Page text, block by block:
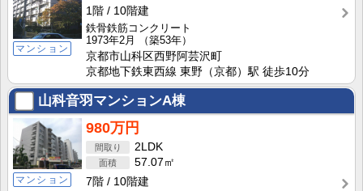
マンション
1階
10階建
鉄骨鉄筋コンクリート
1973年2月
（築53年）
京都市山科区西野阿芸沢町
京都地下鉄東西線 東野（京都）駅 徒歩10分
山科音羽マンションA棟
マンション
980万円
2LDK
57.07㎡
7階
10階建